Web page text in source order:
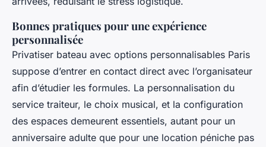
Bonnes pratiques pour une expérience
personnalisée
Privatiser bateau avec options personnalisables Paris
suppose d’entrer en contact direct avec l’organisateur
afin d’étudier les formules. La personnalisation du
service traiteur, le choix musical, et la configuration
des espaces demeurent essentiels, autant pour un
anniversaire adulte que pour une location péniche pas